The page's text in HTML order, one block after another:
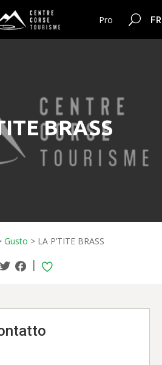
Pro
BRASS
Gusto > LA P’TITE BRASS
|